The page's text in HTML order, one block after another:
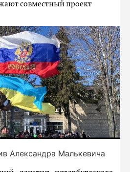
совместный проект
Александра Малькевича